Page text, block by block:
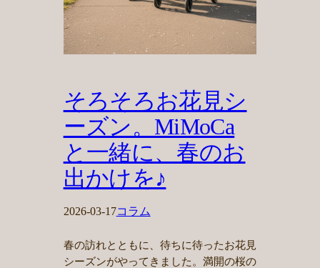
そろそろお花見シ
ーズン。MiMoCa
と一緒に、春のお
出かけを♪
2026-03-17コラム
春の訪れとともに、待ちに待ったお花見
シーズンがやってきました。満開の桜の